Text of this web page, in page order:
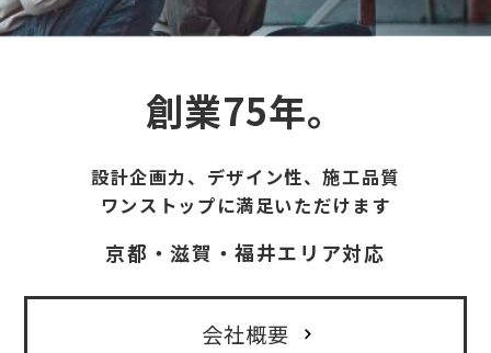
創業75年。
設計企画力、デザイン性、施工品質
ワンストップに満足いただけます
京都・滋賀・福井エリア対応
会社概要